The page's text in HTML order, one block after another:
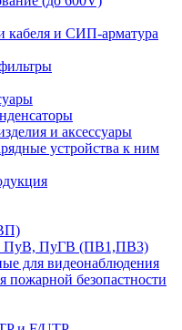
кабеля и СИП-арматура
и аксессуары
устройства к ним
ПуВ, ПуГВ (ПВ1,ПВ3)
для видеонаблюдения
пожарной безопастности